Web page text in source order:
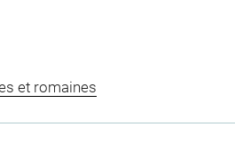
et romaines